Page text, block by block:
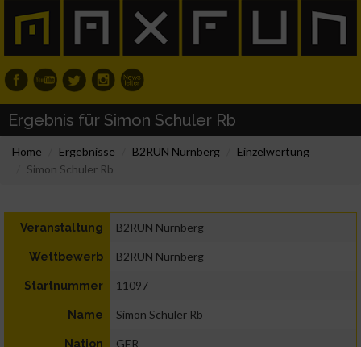
Ergebnis für Simon Schuler Rb
Home Ergebnisse B2RUN Nürnberg
Einzelwertung
Simon Schuler Rb
Veranstaltung B2RUN Nürnberg
Wettbewerb B2RUN Nürnberg
Startnummer 11097
Name Simon Schuler Rb
Nation GER